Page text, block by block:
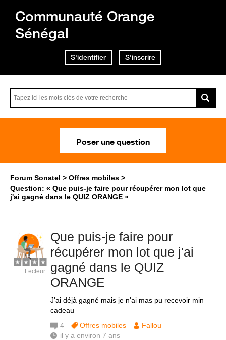
Communauté Orange
Sénégal
S'identifier S'inscrire
Poser une question
Forum Sonatel
Offres mobiles
Question: « Que puis-je faire pour récupérer mon lot que
j'ai gagné dans le QUIZ ORANGE »
Que puis-je faire pour
récupérer mon lot que j'ai
gagné dans le QUIZ
ORANGE
J'ai déjà gagné mais je n'ai mas pu recevoir min
cadeau
Lecteur
4 Offres mobiles
Fallou
il y a environ 7 ans